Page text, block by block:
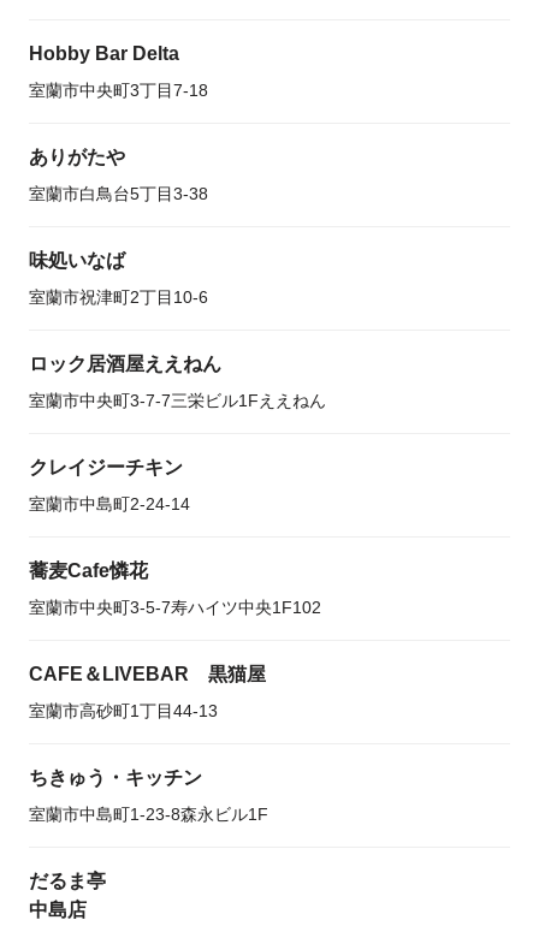
Hobby Bar Delta
室蘭市中央町3丁目7-18
ありがたや
室蘭市白鳥台5丁目3-38
味処いなば
室蘭市祝津町2丁目10-6
ロック居酒屋ええねん
室蘭市中央町3-7-7三栄ビル1Fええねん
クレイジーチキン
室蘭市中島町2-24-14
蕎麦Cafe憐花
室蘭市中央町3-5-7寿ハイツ中央1F102
CAFE＆LIVEBAR 黒猫屋
室蘭市高砂町1丁目44-13
ちきゅう・キッチン
室蘭市中島町1-23-8森永ビル1F
だるま亭
中島店